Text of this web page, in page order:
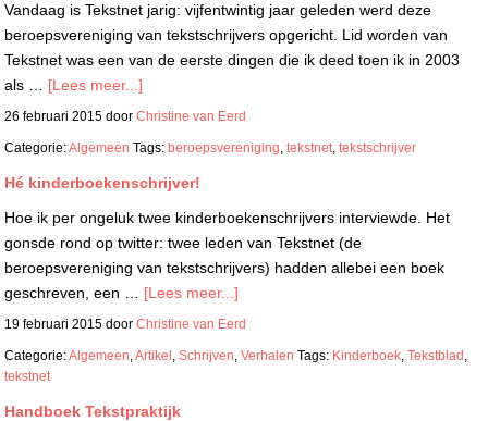
Vandaag is Tekstnet jarig: vijfentwintig jaar geleden werd deze
beroepsvereniging van tekstschrijvers opgericht. Lid worden van
Tekstnet was een van de eerste dingen die ik deed toen ik in 2003
als … [Lees meer...]
26 februari 2015 doorChristine van Eerd
Categorie:Algemeen Tags: beroepsvereniging,tekstnet,tekstschrijver
Hé kinderboekenschrijver!
Hoe ik per ongeluk twee kinderboekenschrijvers interviewde. Het
gonsde rond op twitter: twee leden van Tekstnet (de
beroepsvereniging van tekstschrijvers) hadden allebei een boek
geschreven, een … [Lees meer...]
19 februari 2015 doorChristine van Eerd
Categorie:Algemeen,Artikel ,Schrijven,Verhalen Tags: Kinderboek,Tekstblad ,
tekstnet
Handboek Tekstpraktijk